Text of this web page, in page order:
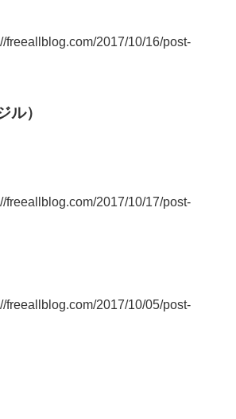
freeallblog.com/2017/10/16/post-
ル）
freeallblog.com/2017/10/17/post-
freeallblog.com/2017/10/05/post-